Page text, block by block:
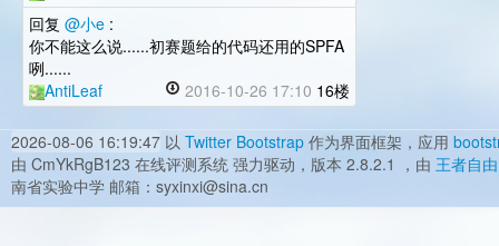
回复 @小e :
你不能这么说......初赛题给的代码还用的SPFA
咧......
AntiLeaf
2016-10-26 17:10 16楼
2026-08-06 16:19:47 以 Twitter Bootstrap 作为界面框架，应用
由 CmYkRgB123 在线评测系统 强力驱动，版本 2.8.2.1 ，由 王者自由
南省实验中学 邮箱：syxinxi@sina.cn